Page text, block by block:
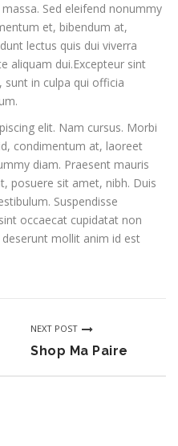
Sed eleifend nonummy
et, bibendum at,
lectus quis dui viverra
aliquam dui.Excepteur sint
in culpa qui officia
elit. Nam cursus. Morbi
condimentum at, laoreet
diam. Praesent mauris
posuere sit amet, nibh. Duis
Suspendisse
occaecat cupidatat non
mollit anim id est
NEXT POST
Shop Ma Paire